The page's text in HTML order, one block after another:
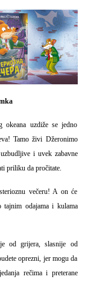
okeana uzdiže se jedno
Tamo živi Džeronimo
i uvek zabavne
priliku da pročitate.
večeru! A on će
odajama i kulama
od grijera, slasnije od
oprezni, jer mogu da
rečima i preterane